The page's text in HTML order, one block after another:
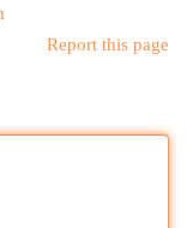
Report this page